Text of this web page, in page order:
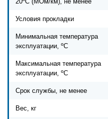
Условия прокладки
Минимальная температура
эксплуатации, ºС
Максимальная температура
эксплуатации, ºС
Срок службы, не менее
Вес, кг